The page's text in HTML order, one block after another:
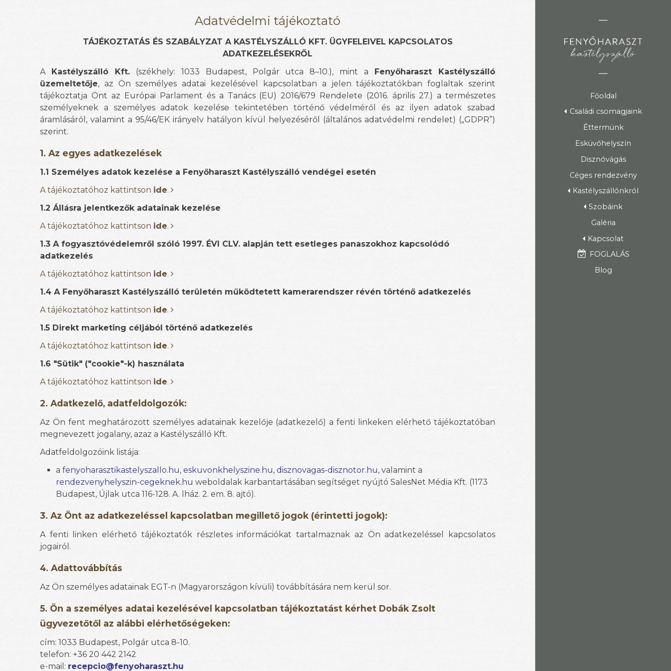
Főoldal
Családi csomagjaink
Éttermünk
Esküvőhelyszín
Disznóvágás
Céges rendezvény
Kastélyszállónkról
Szobáink
Galéria
Kapcsolat
FOGLALÁS
Blog
Adatvédelmi tájékoztató
TÁJÉKOZTATÁS ÉS SZABÁLYZAT A KASTÉLYSZÁLLÓ KFT. ÜGYFELEIVEL KAPCSOLATOS
ADATKEZELÉSEKRŐL
A Kastélyszálló Kft.(székhely: 1033 Budapest, Polgár utca 8–10.), mint a Fenyőharaszt Kastélyszálló
üzemeltetője, az Ön személyes adatai kezelésével kapcsolatban a jelen tájékoztatókban foglaltak szerint
tájékoztatja Önt az Európai Parlament és a Tanács (EU) 2016/679 Rendelete (2016. április 27.) a természetes
személyeknek a személyes adatok kezelése tekintetében történő védelméről és az ilyen adatok szabad
áramlásáról, valamint a 95/46/EK irányelv hatályon kívül helyezéséről (általános adatvédelmi rendelet) („GDPR”)
szerint.
1. Az egyes adatkezelések
1.1 Személyes adatok kezelése a Fenyőharaszt Kastélyszálló vendégei esetén
A tájékoztatóhoz kattintson ide.
1.2 Állásra jelentkezők adatainak kezelése
A tájékoztatóhoz kattintson ide.
1.3 A fogyasztóvédelemről szóló 1997. ÉVI CLV. alapján tett esetleges panaszokhoz kapcsolódó
adatkezelés
A tájékoztatóhoz kattintson ide.
1.4 A Fenyőharaszt Kastélyszálló területén működtetett kamerarendszer révén történő adatkezelés
A tájékoztatóhoz kattintson ide.
1.5 Direkt marketing céljából történő adatkezelés
A tájékoztatóhoz kattintson ide.
1.6 "Sütik" ("cookie"-k) használata
A tájékoztatóhoz kattintson ide.
2. Adatkezelő, adatfeldolgozók:
Az Ön fent meghatározott személyes adatainak kezelője (adatkezelő) a fenti linkeken elérhető tájékoztatóban
megnevezett jogalany, azaz a Kastélyszálló Kft.
Adatfeldolgozóink listája:
a fenyoharasztikastelyszallo.hu, eskuvonkhelyszine.hu, disznovagas-disznotor.hu, valamint a
rendezvenyhelyszin-cegeknek.hu weboldalak karbantartásában segítséget nyújtó SalesNet Média Kft. (1173
Budapest, Újlak utca 116-128. A. lház. 2. em. 8. ajtó).
3. Az Önt az adatkezeléssel kapcsolatban megillető jogok (érintetti jogok):
A fenti linken elérhető tájékoztatók részletes információkat tartalmaznak az Ön adatkezeléssel kapcsolatos
jogairól.
4. Adattovábbítás
Az Ön személyes adatainak EGT-n (Magyarországon kívüli) továbbítására nem kerül sor.
5. Ön a személyes adatai kezelésével kapcsolatban tájékoztatást kérhet Dobák Zsolt
ügyvezetőtől az alábbi elérhetőségeken:
cím: 1033 Budapest, Polgár utca 8-10.
telefon: +36 20 442 2142
e-mail: recepcio@fenyoharaszt.hu